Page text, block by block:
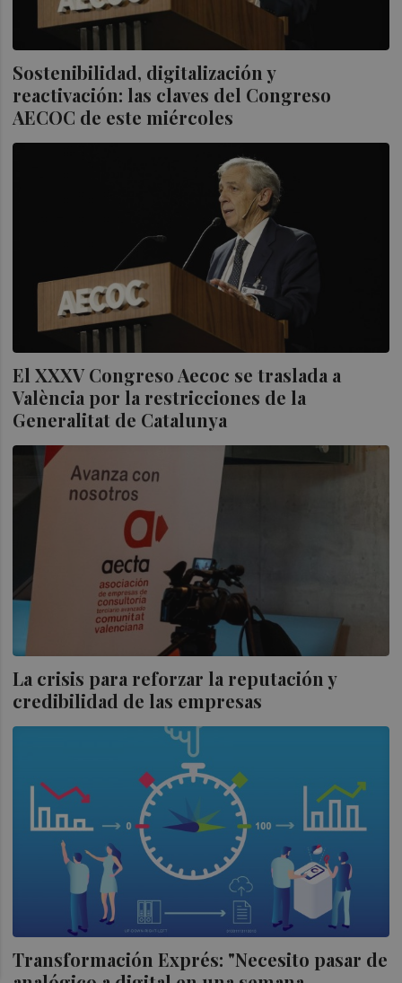
Sostenibilidad, digitalización y
reactivación: las claves del Congreso
AECOC de este miércoles
El XXXV Congreso Aecoc se traslada a
València por la restricciones de la
Generalitat de Catalunya
La crisis para reforzar la reputación y
credibilidad de las empresas
Transformación Exprés: "Necesito pasar de